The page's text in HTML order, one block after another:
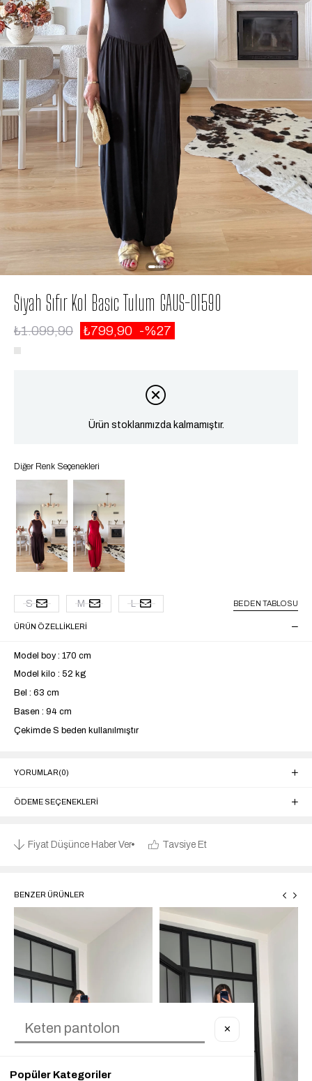
Siyah Sıfır Kol Basic Tulum GAUS-01590
₺1.099,90 ₺799,90 27
Ürün stoklarımızda kalmamıştır.
Diğer Renk Seçenekleri
S M L BEDEN TABLOSU
ÜRÜN ÖZELLIKLERI
Model boy : 170 cm
Model kilo : 52 kg
Bel : 63 cm
Basen : 94 cm
Çekimde S beden kullanılmıştır
YORUMLAR(0)
ÖDEME SEÇENEKLERI
Fiyat Düşünce Haber Ver Tavsiye Et
BENZER ÜRÜNLER
✕
Popüler Kategoriler